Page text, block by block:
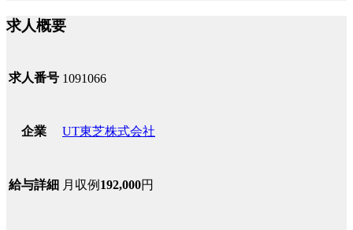
求人概要
求人番号 1091066
企業 UT東芝株式会社
給与詳細 月収例 192,000円